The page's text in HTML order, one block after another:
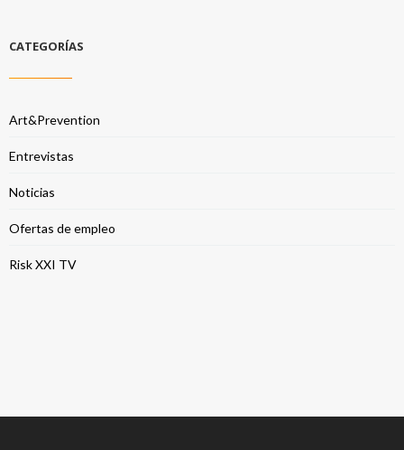
CATEGORÍAS
Art&Prevention
Entrevistas
Noticias
Ofertas de empleo
Risk XXI TV